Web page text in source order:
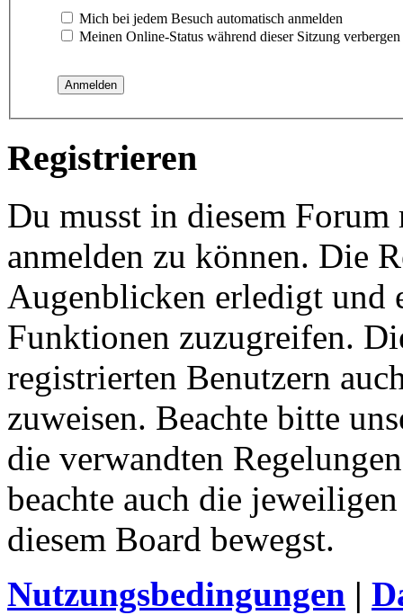
Mich bei jedem Besuch automatisch anmelden
Meinen Online-Status während dieser Sitzung verbergen
Registrieren
Du musst in diesem
anmelden zu können. Die
Augenblicken erledigt und
Funktionen zuzugreifen.
registrierten Benutzern
zuweisen. Beachte bitte
die verwandten
beachte auch die
diesem Board bewegst.
Nutzungsbedingungen |